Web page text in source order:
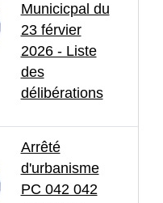
Municicpal du
23 férvier
2026 - Liste
des
délibérations
Arrêté
d'urbanisme
PC 042 042